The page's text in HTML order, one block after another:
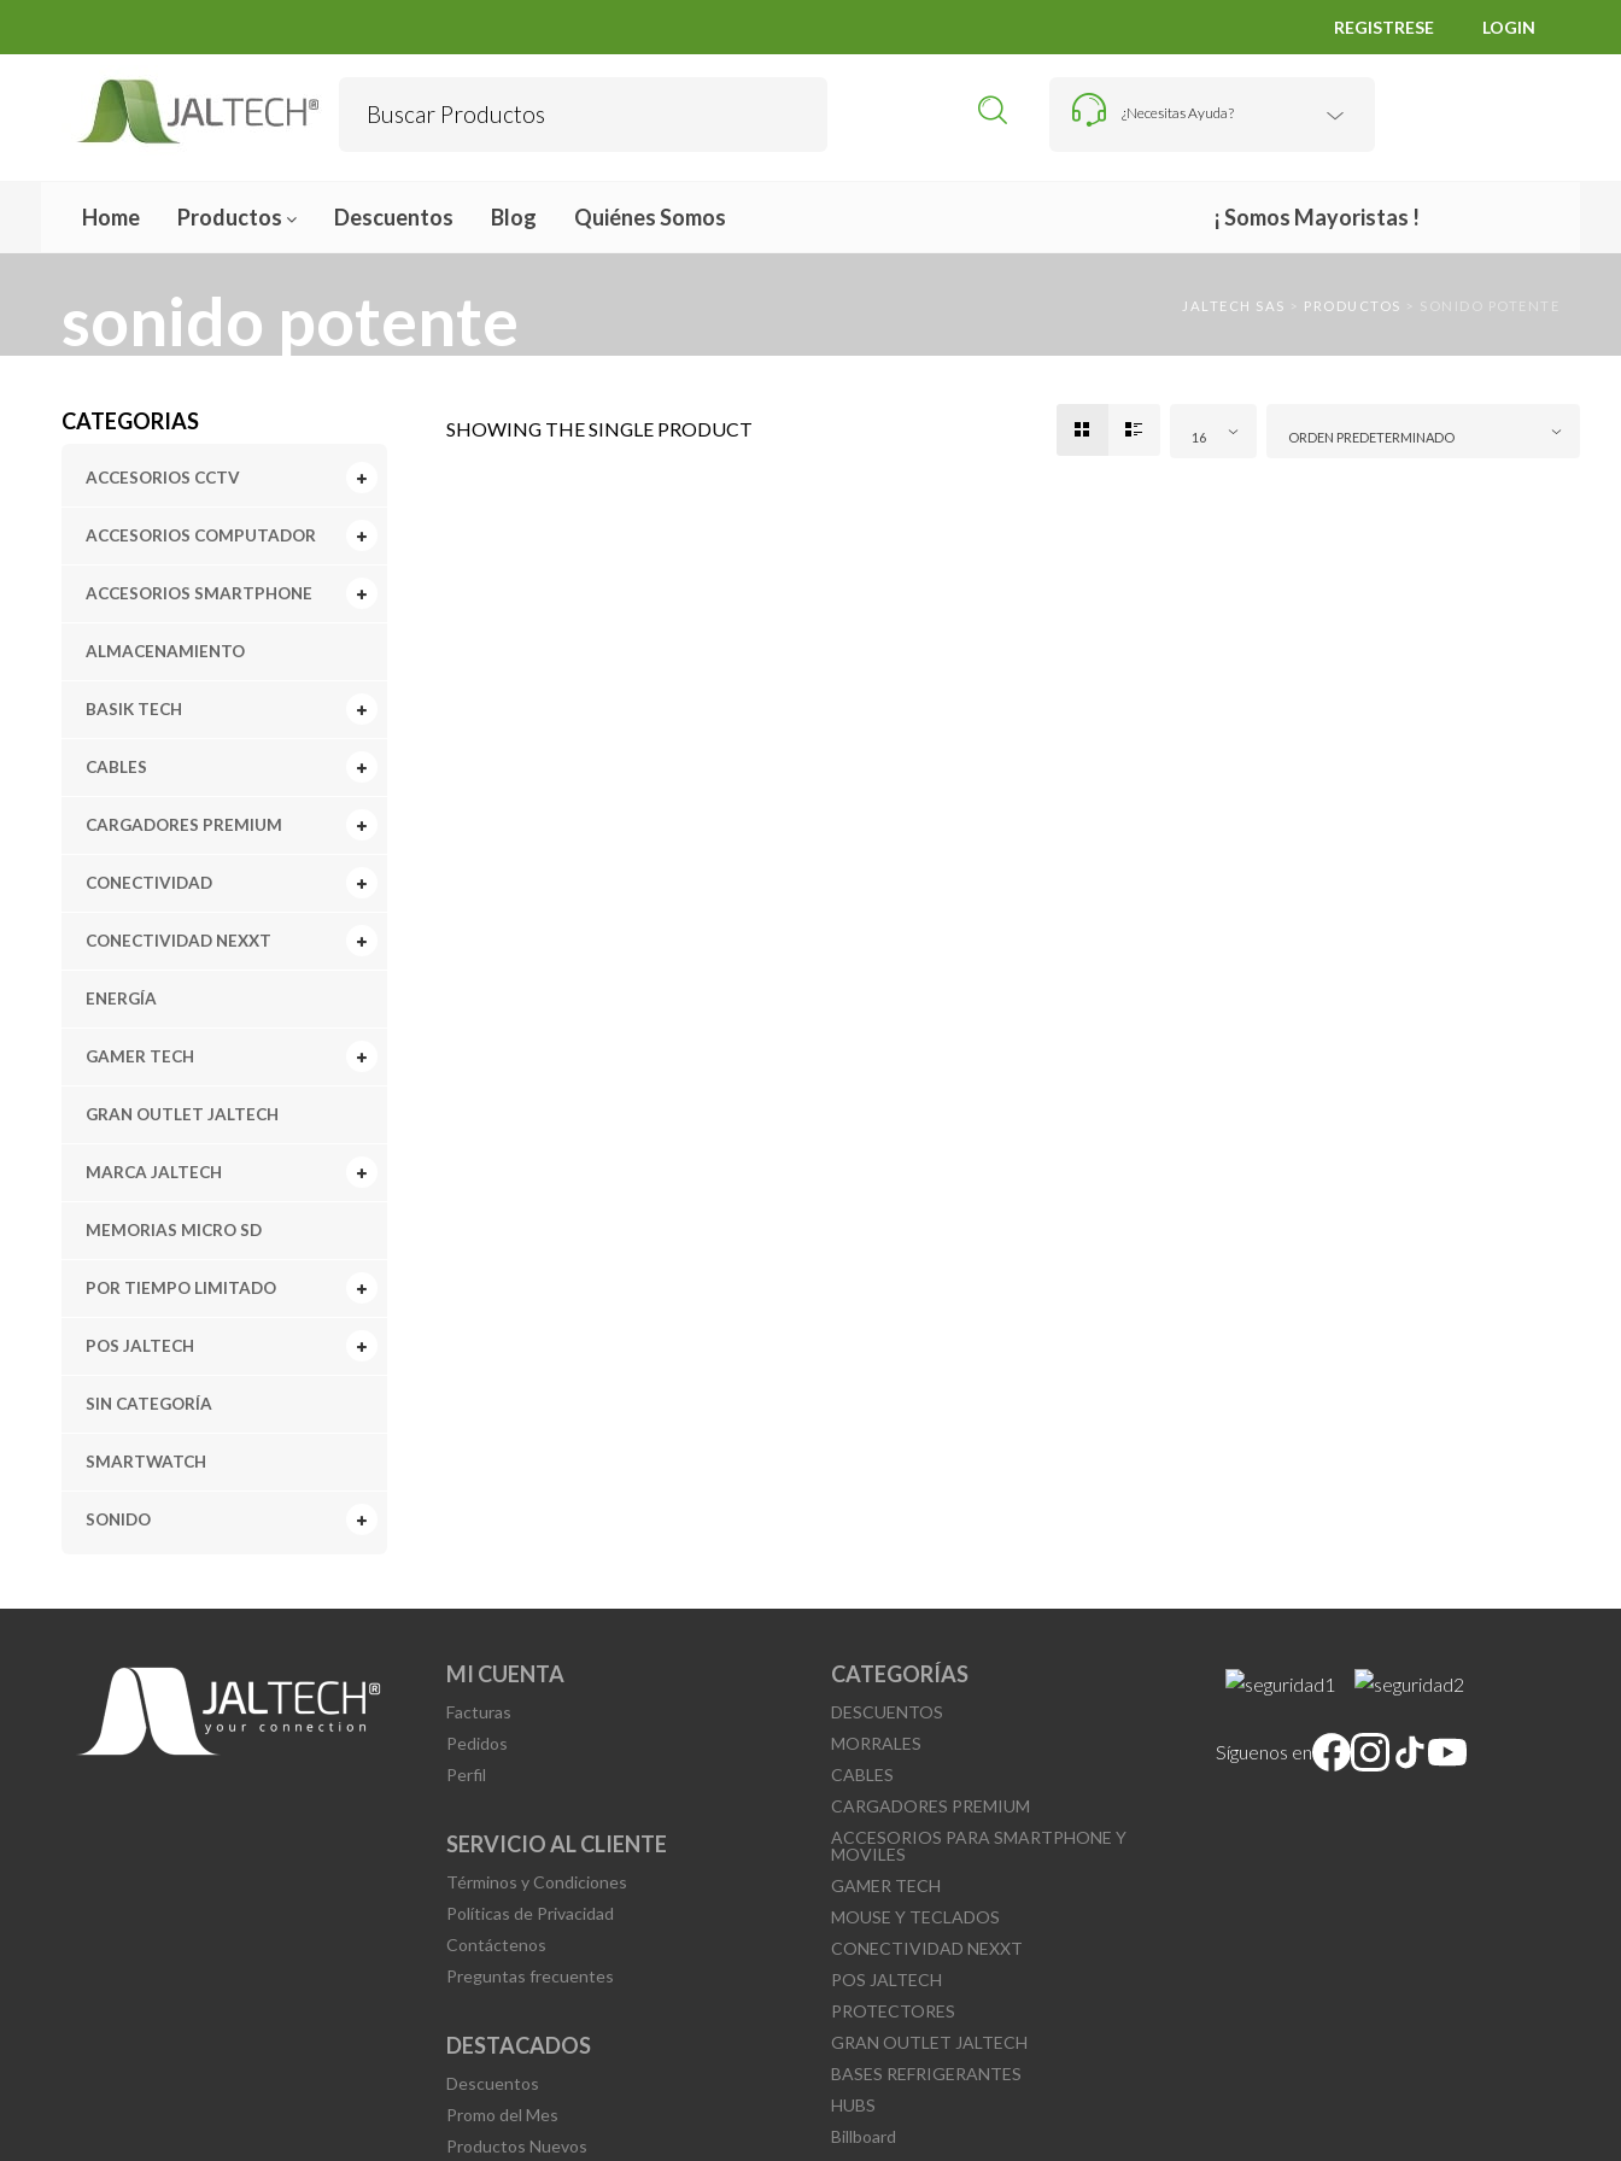
REGISTRESE LOGIN
¿Necesitas Ayuda?
Home Productos Descuentos Blog Quiénes Somos ¡ Somos Mayoristas !
JALTECH SAS PRODUCTOS SONIDO POTENTE
sonido potente
CATEGORIAS
ACCESORIOS CCTV
ACCESORIOS COMPUTADOR
ACCESORIOS SMARTPHONE
ALMACENAMIENTO
BASIK TECH
CABLES
CARGADORES PREMIUM
CONECTIVIDAD
CONECTIVIDAD NEXXT
ENERGÍA
GAMER TECH
GRAN OUTLET JALTECH
MARCA JALTECH
MEMORIAS MICRO SD
POR TIEMPO LIMITADO
POS JALTECH
SIN CATEGORÍA
SMARTWATCH
SONIDO
SHOWING THE SINGLE PRODUCT 16 ORDEN PREDETERMINADO
MI CUENTA
Facturas
Pedidos
Perfil
SERVICIO AL CLIENTE
Términos y Condiciones
Políticas de Privacidad
Contáctenos
Preguntas frecuentes
DESTACADOS
Descuentos
Promo del Mes
Productos Nuevos
CATEGORÍAS
DESCUENTOS
MORRALES
CABLES
CARGADORES PREMIUM
ACCESORIOS PARA SMARTPHONE Y
MOVILES
GAMER TECH
MOUSE Y TECLADOS
CONECTIVIDAD NEXXT
POS JALTECH
PROTECTORES
GRAN OUTLET JALTECH
BASES REFRIGERANTES
HUBS
Billboard
Síguenos en